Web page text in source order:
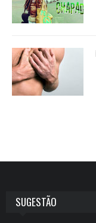
SUGESTÃO